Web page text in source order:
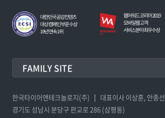
FAMILY SITE
한국타이어앤테크놀로지(주)
대표이사 이상훈, 안종선
경기도 성남시 분당구 판교로 286 (삼평동)